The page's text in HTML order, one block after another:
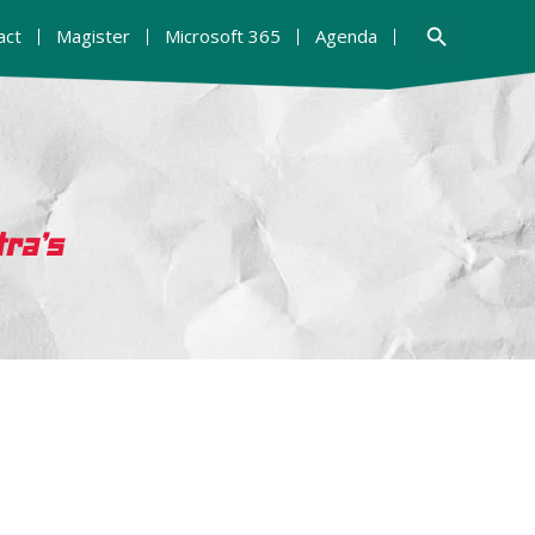
Magister Microsoft 365 Agenda